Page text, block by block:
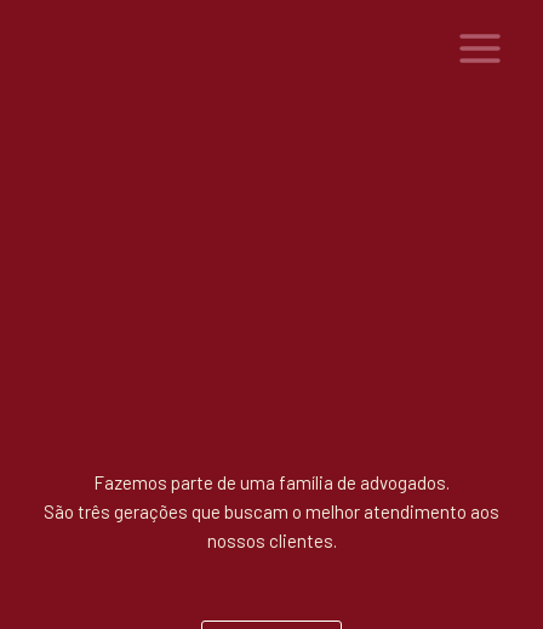
Fazemos parte de uma família de advogados.
São três gerações que buscam o melhor atendimento aos
nossos clientes.